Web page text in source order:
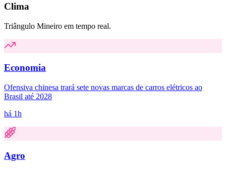
Clima
Triângulo Mineiro em tempo real.
Economia
Ofensiva chinesa trará sete novas marcas de carros elétricos ao
Brasil até 2028
há 1h
Agro